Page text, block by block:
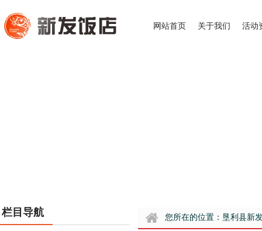
网站首页 关于我们 活动
栏目导航 您所在的位置： 垦利县新